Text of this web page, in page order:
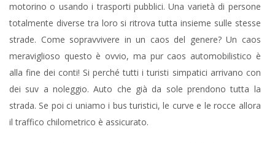
motorino o usando i trasporti pubblici. Una varietà di persone
totalmente diverse tra loro si ritrova tutta insieme sulle stesse
strade. Come sopravvivere in un caos del genere? Un caos
meraviglioso questo è ovvio, ma pur caos automobilistico è
alla fine dei conti! Si perché tutti i turisti simpatici arrivano con
dei suv a noleggio. Auto che già da sole prendono tutta la
strada. Se poi ci uniamo i bus turistici, le curve e le rocce allora
il traffico chilometrico è assicurato.